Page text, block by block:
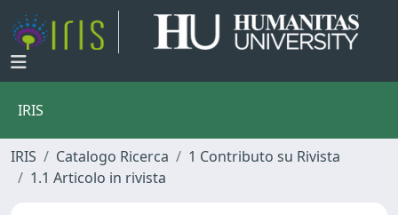
IRIS
IRIS Catalogo Ricerca
1 Contributo su Rivista
1.1 Articolo in rivista